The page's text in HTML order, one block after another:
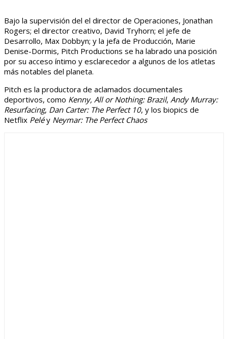
Bajo la supervisión del el director de Operaciones, Jonathan
Rogers; el director creativo, David Tryhorn; el jefe de
Desarrollo, Max Dobbyn; y la jefa de Producción, Marie
Denise-Dormis, Pitch Productions se ha labrado una posición
por su acceso íntimo y esclarecedor a algunos de los atletas
más notables del planeta.
Pitch es la productora de aclamados documentales
deportivos, como Kenny, All or Nothing: Brazil, Andy Murray:
Resurfacing, Dan Carter: The Perfect 10, y los biopics de
Netflix Peléy Neymar: The Perfect Chaos